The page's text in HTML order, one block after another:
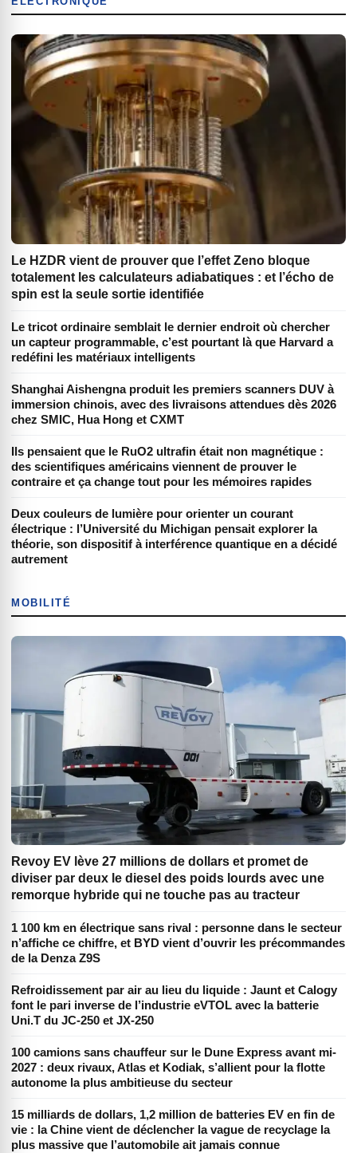
Le HZDR vient de prouver que l’effet Zeno bloque
totalement les calculateurs adiabatiques : et l’écho de
spin est la seule sortie identifiée
Le tricot ordinaire semblait le dernier endroit où chercher
un capteur programmable, c’est pourtant là que Harvard a
redéfini les matériaux intelligents
Shanghai Aishengna produit les premiers scanners DUV à
immersion chinois, avec des livraisons attendues dès 2026
chez SMIC, Hua Hong et CXMT
Ils pensaient que le RuO2 ultrafin était non magnétique :
des scientifiques américains viennent de prouver le
contraire et ça change tout pour les mémoires rapides
Deux couleurs de lumière pour orienter un courant
électrique : l’Université du Michigan pensait explorer la
théorie, son dispositif à interférence quantique en a décidé
autrement
MOBILITÉ
Revoy EV lève 27 millions de dollars et promet de
diviser par deux le diesel des poids lourds avec une
remorque hybride qui ne touche pas au tracteur
1 100 km en électrique sans rival : personne dans le secteur
n’affiche ce chiffre, et BYD vient d’ouvrir les précommandes
de la Denza Z9S
Refroidissement par air au lieu du liquide : Jaunt et Calogy
font le pari inverse de l’industrie eVTOL avec la batterie
Uni.T du JC-250 et JX-250
100 camions sans chauffeur sur le Dune Express avant mi-
2027 : deux rivaux, Atlas et Kodiak, s’allient pour la flotte
autonome la plus ambitieuse du secteur
15 milliards de dollars, 1,2 million de batteries EV en fin de
vie : la Chine vient de déclencher la vague de recyclage la
plus massive que l’automobile ait jamais connue